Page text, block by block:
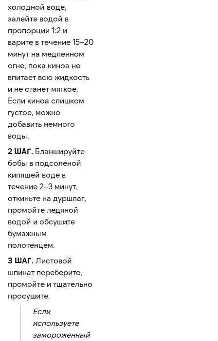
холодной воде,
залейте водой в
пропорции 1:2 и
варите в течение 15–20
минут на медленном
огне, пока киноа не
впитает всю жидкость
и не станет мягкое.
Если киноа слишком
густое, можно
добавить немного
воды.
2 ШАГ. Бланшируйте
бобы в подсоленой
кипящей воде в
течение 2–3 минут,
откиньте на дуршлаг,
промойте ледяной
водой и обсушите
бумажным
полотенцем.
3 ШАГ. Листовой
шпинат переберите,
промойте и тщательно
просушите.
Если
используете
замороженный